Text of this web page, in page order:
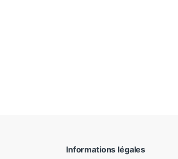
Informations légales